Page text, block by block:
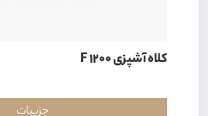
کلاه آشپزی F 1200
جزییات